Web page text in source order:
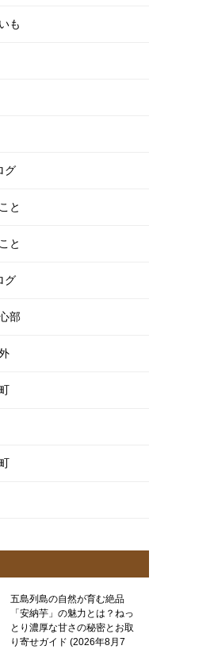
も
グ
と
と
グ
部
五島列島の自然が育む絶品
「安納芋」の魅力とは？ねっ
とり濃厚な甘さの秘密とお取
り寄せガイド 2026年8月7